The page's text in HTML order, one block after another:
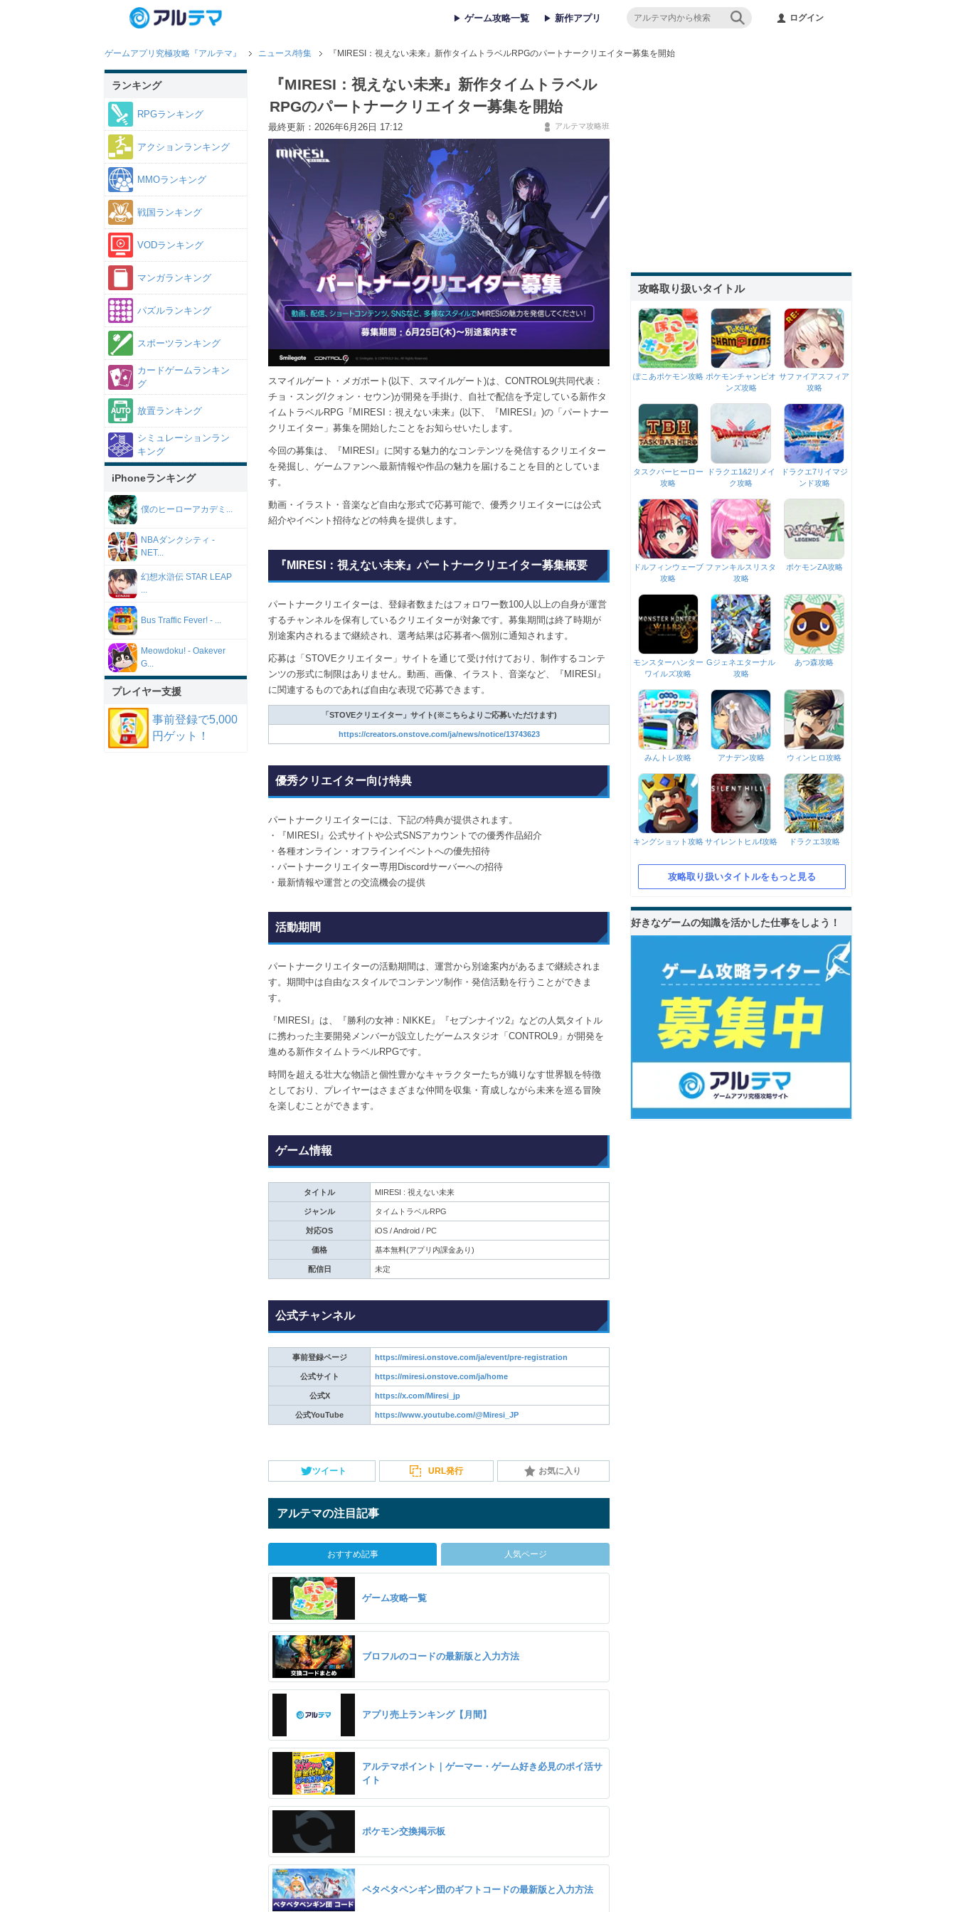
ゲーム攻略一覧 新作アプリ ログイン
ゲームアプリ究極攻略『アルテマ』 ニュース/特集 『MIRESI：視えない未来』新作タイムトラベルRPGのパートナークリエイター募集を開始
ランキング
RPGランキング
アクションランキング
MMOランキング
戦国ランキング
VODランキング
マンガランキング
パズルランキング
スポーツランキング
カードゲームランキン
グ
放置ランキング
シミュレーションラン
キング
iPhoneランキング
僕のヒーローアカデミ...
NBAダンクシティ -
NET...
幻想水滸伝 STAR LEAP
...
Bus Traffic Fever! - ...
Meowdoku! - Oakever
G...
プレイヤー支援
事前登録で5,000
円ゲット！
『MIRESI：視えない未来』新作タイムトラベル
RPGのパートナークリエイター募集を開始
アルテマ攻略班
最終更新：2026年6月26日 17:12
スマイルゲート・メガポート(以下、スマイルゲート)は、CONTROL9(共同代表：
チョ・スング/クォン・セウン)が開発を手掛け、自社で配信を予定している新作タ
イムトラベルRPG『MIRESI：視えない未来』(以下、『MIRESI』)の「パートナー
クリエイター」募集を開始したことをお知らせいたします。
今回の募集は、『MIRESI』に関する魅力的なコンテンツを発信するクリエイター
を発掘し、ゲームファンへ最新情報や作品の魅力を届けることを目的としていま
す。
動画・イラスト・音楽など自由な形式で応募可能で、優秀クリエイターには公式
紹介やイベント招待などの特典を提供します。
『MIRESI：視えない未来』パートナークリエイター募集概要
パートナークリエイターは、登録者数またはフォロワー数100人以上の自身が運営
するチャンネルを保有しているクリエイターが対象です。募集期間は終了時期が
別途案内されるまで継続され、選考結果は応募者へ個別に通知されます。
応募は「STOVEクリエイター」サイトを通じて受け付けており、制作するコンテ
ンツの形式に制限はありません。動画、画像、イラスト、音楽など、『MIRESI』
に関連するものであれば自由な表現で応募できます。
「STOVEクリエイター」サイト(※こちらよりご応募いただけます)
https://creators.onstove.com/ja/news/notice/13743623
優秀クリエイター向け特典
パートナークリエイターには、下記の特典が提供されます。
・『MIRESI』公式サイトや公式SNSアカウントでの優秀作品紹介
・各種オンライン・オフラインイベントへの優先招待
・パートナークリエイター専用Discordサーバーへの招待
・最新情報や運営との交流機会の提供
活動期間
パートナークリエイターの活動期間は、運営から別途案内があるまで継続されま
す。期間中は自由なスタイルでコンテンツ制作・発信活動を行うことができま
す。
『MIRESI』は、『勝利の女神：NIKKE』『セブンナイツ2』などの人気タイトル
に携わった主要開発メンバーが設立したゲームスタジオ「CONTROL9」が開発を
進める新作タイムトラベルRPGです。
時間を超える壮大な物語と個性豊かなキャラクターたちが織りなす世界観を特徴
としており、プレイヤーはさまざまな仲間を収集・育成しながら未来を巡る冒険
を楽しむことができます。
ゲーム情報
タイトル MIRESI : 視えない未来
ジャンル タイムトラベルRPG
対応OS iOS / Android / PC
価格 基本無料(アプリ内課金あり)
配信日 未定
公式チャンネル
事前登録ページ https://miresi.onstove.com/ja/event/pre-registration
公式サイト https://miresi.onstove.com/ja/home
公式X https://x.com/Miresi_jp
公式YouTube https://www.youtube.com/@Miresi_JP
ツイート URL発行 お気に入り
アルテマの注目記事
おすすめ記事 人気ページ
ゲーム攻略一覧
ブロフルのコードの最新版と入力方法
アプリ売上ランキング【月間】
アルテマポイント｜ゲーマー・ゲーム好き必見のポイ活サ
イト
ポケモン交換掲示板
ペタペタペンギン団のギフトコードの最新版と入力方法
攻略取り扱いタイトル
ぽこあポケモン攻略 ポケモンチャンピオ
ンズ攻略
サファイアスフィア
攻略
タスクバーヒーロー
攻略
ドラクエ1&2リメイ
ク攻略
ドラクエ7リイマジ
ンド攻略
ドルフィンウェーブ
攻略
ファンキルスリスタ
攻略
ポケモンZA攻略
モンスターハンター
ワイルズ攻略
Gジェネエターナル
攻略
あつ森攻略
みんトレ攻略 アナデン攻略 ウィンヒロ攻略
キングショット攻略サイレントヒルf攻略 ドラクエ3攻略
攻略取り扱いタイトルをもっと見る
好きなゲームの知識を活かした仕事をしよう！